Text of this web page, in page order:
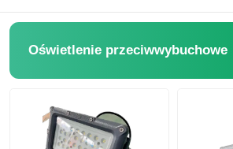
Oświetlenie przeciwwybuchowe